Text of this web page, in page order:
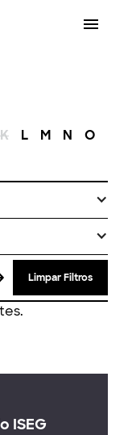
K L M N O
Limpar Filtros
ISEG